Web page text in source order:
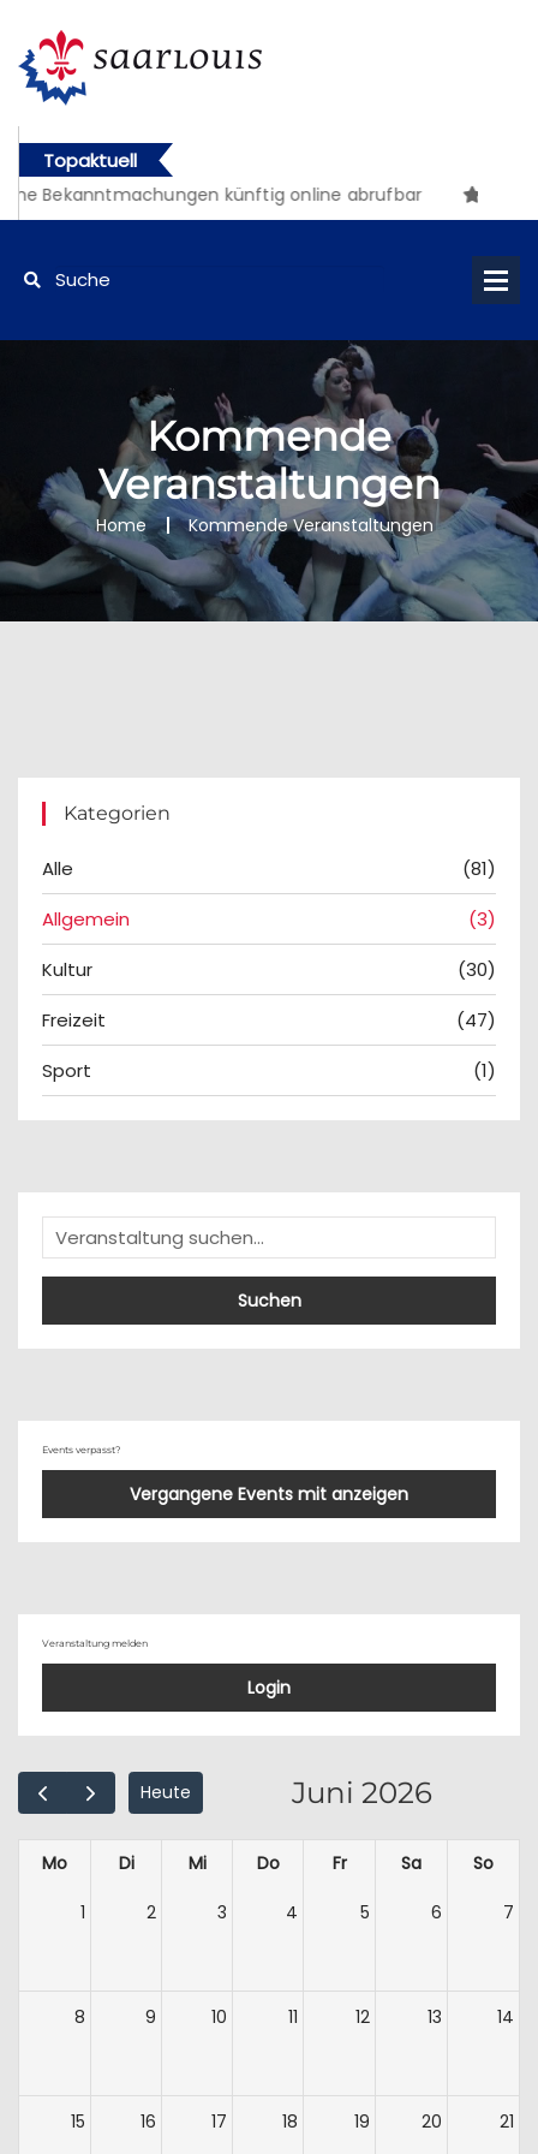
Topaktuell
Bekanntmachungen künftig online abrufbar
Kommende
Veranstaltungen
Home Kommende Veranstaltungen
Kategorien
Alle
(81)
Allgemein
(3)
Kultur
(30)
Freizeit
(47)
Sport
(1)
Suchen
Events verpasst?
Vergangene Events mit anzeigen
Veranstaltung melden
Login
Heute Juni 2026
Mo Di Mi Do Fr Sa So
1 2 3 4 5 6 7
8 9 10 11 12 13 14
15 16 17 18 19 20 21